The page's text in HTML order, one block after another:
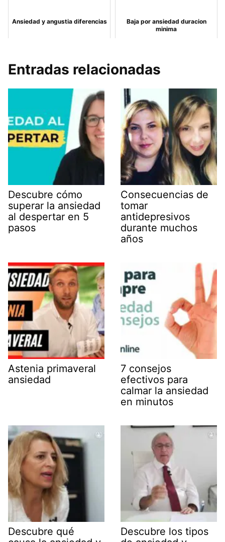
Ansiedad y angustia diferencias
Baja por ansiedad duracion
minima
Entradas relacionadas
Descubre cómo
superar la ansiedad
al despertar en 5
pasos
Consecuencias de
tomar
antidepresivos
durante muchos
años
Astenia primaveral
ansiedad
7 consejos
efectivos para
calmar la ansiedad
en minutos
Descubre qué
Descubre los tipos